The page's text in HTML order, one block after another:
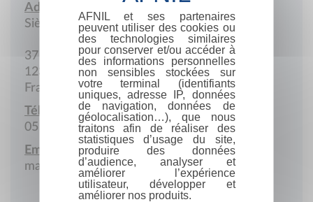
Adresse :
Siège social
37 de Coutau
12330 Muret-le-Château
France
Téléphone :
05 65 46 93 84
Email :
mairie@muret-le-chateau.fr
AFNIL et ses partenaires
peuvent utiliser des cookies ou
des technologies similaires
pour conserver et/ou accéder à
des informations personnelles
non sensibles stockées sur
votre terminal (identifiants
uniques, adresse IP, données
de navigation, données de
géolocalisation…), que nous
traitons afin de réaliser des
statistiques d’usage du site,
produire des données
d’audience, analyser et
améliorer l’expérience
utilisateur, développer et
améliorer nos produits.